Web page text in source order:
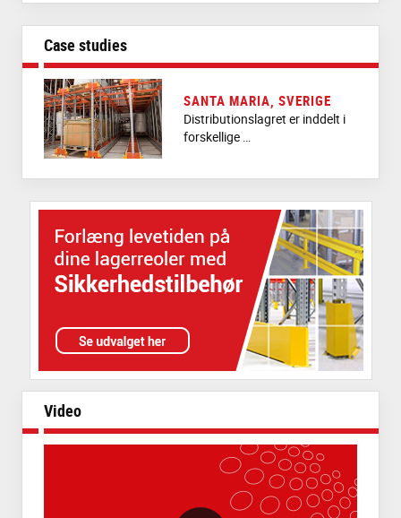
Case studies
SANTA MARIA, SVERIGE
Distributionslagret er inddelt i
forskellige …
Video